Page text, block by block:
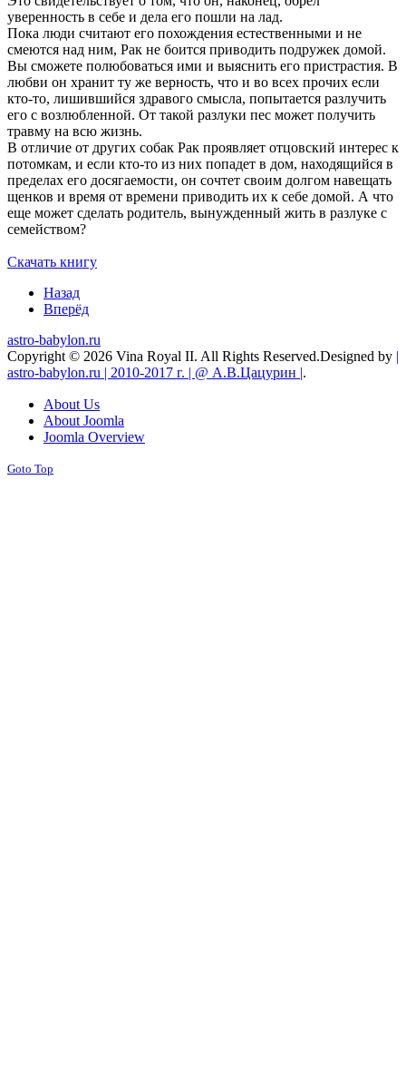
уверенность в себе и дела его пошли на лад.
Пока люди считают его похождения естествен­ными и не
смеются над ним, Рак не боится при­водить подружек домой.
Вы сможете полюбо­ваться ими и выяснить его пристрастия. В
любви он хранит ту же верность, что и во всех прочих если
кто-то, лишившийся здравого смысла, по­пытается разлучить
его с возлюбленной. От та­кой разлуки пес может получить
травму на всю жизнь.
В отличие от других собак Рак проявляет от­цовский интерес к
потомкам, и если кто-то из них попадет в дом, находящийся в
пределах его досягаемости, он сочтет своим долгом навещать
щенков и время от времени приводить их к себе домой. А что
еще может сделать родитель, вы­нужденный жить в разлуке с
семейством?
Скачать книгу
Назад
Вперёд
astro-babylon.ru
Copyright © 2026 Vina Royal II. All Rights Reserved.Designed by |
astro-babylon.ru | 2010-2017 г. | @ А.В.Цацурин |.
About Us
About Joomla
Joomla Overview
Goto Top